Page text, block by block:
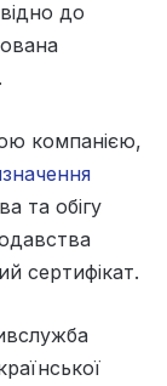
до
компанією,
та обігу
сертифікат.